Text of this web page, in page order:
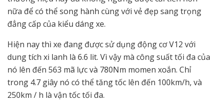
nữa để có thể song hành cùng với vẻ đẹp sang trọng
đẳng cấp của kiểu dáng xe.
Hiện nay thì xe đang được sử dụng động cơ V12 với
dung tích xi lanh là 6.6 lit. Vì vậy mà công suất tối đa của
nó lên đến 563 mã lực và 780Nm momen xoắn. Chỉ
trong 4.7 giây nó có thể tăng tốc lên đến 100km/h, và
250km / h là vận tốc tối đa.